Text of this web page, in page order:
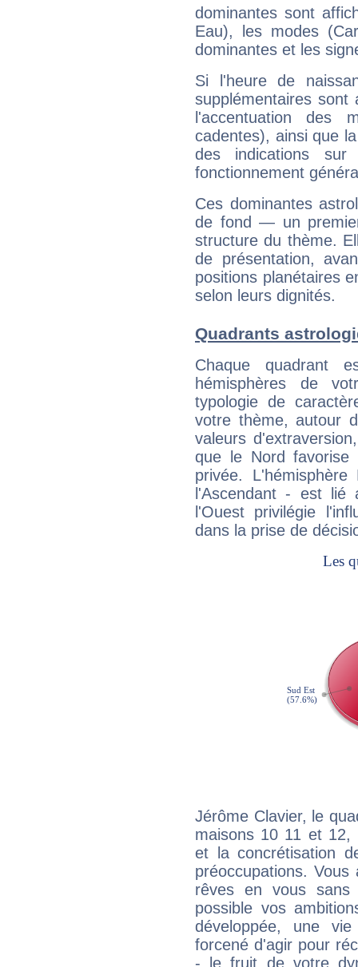
dominantes sont
Eau), les modes
dominantes et les
Si l'heure de
supplémentaires sont
l'accentuation des
cadentes), ainsi que
des indications sur
fonctionnement
Ces dominantes
de fond — un
structure du thème.
de présentation,
positions planétaires
selon leurs dignités.
Quadrants
Chaque quadrant
hémisphères de
typologie de
votre thème, autour
valeurs
que le Nord favorise
privée.
l'Ascendant - est
l'Ouest privilégie
dans la prise de
Jérôme Clavier, le
maisons 10 11 et 12,
et la concrétisation
préoccupations.
rêves en vous sans
possible vos
développée, une
forcené d'agir pour
- le fruit de votre